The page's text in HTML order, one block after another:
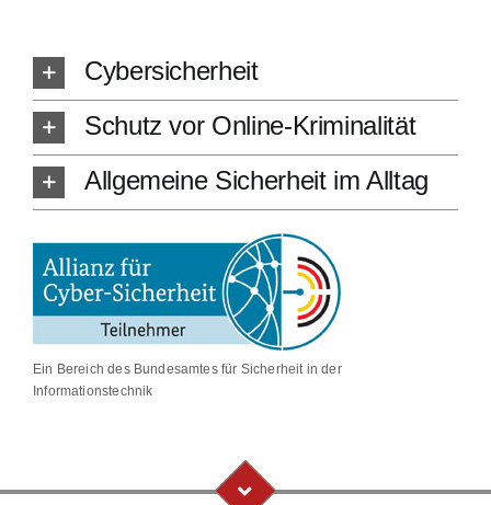
Cybersicherheit
Schutz vor Online-Kriminalität
Allgemeine Sicherheit im Alltag
Ein Bereich des Bundesamtes für Sicherheit in der
Informationstechnik